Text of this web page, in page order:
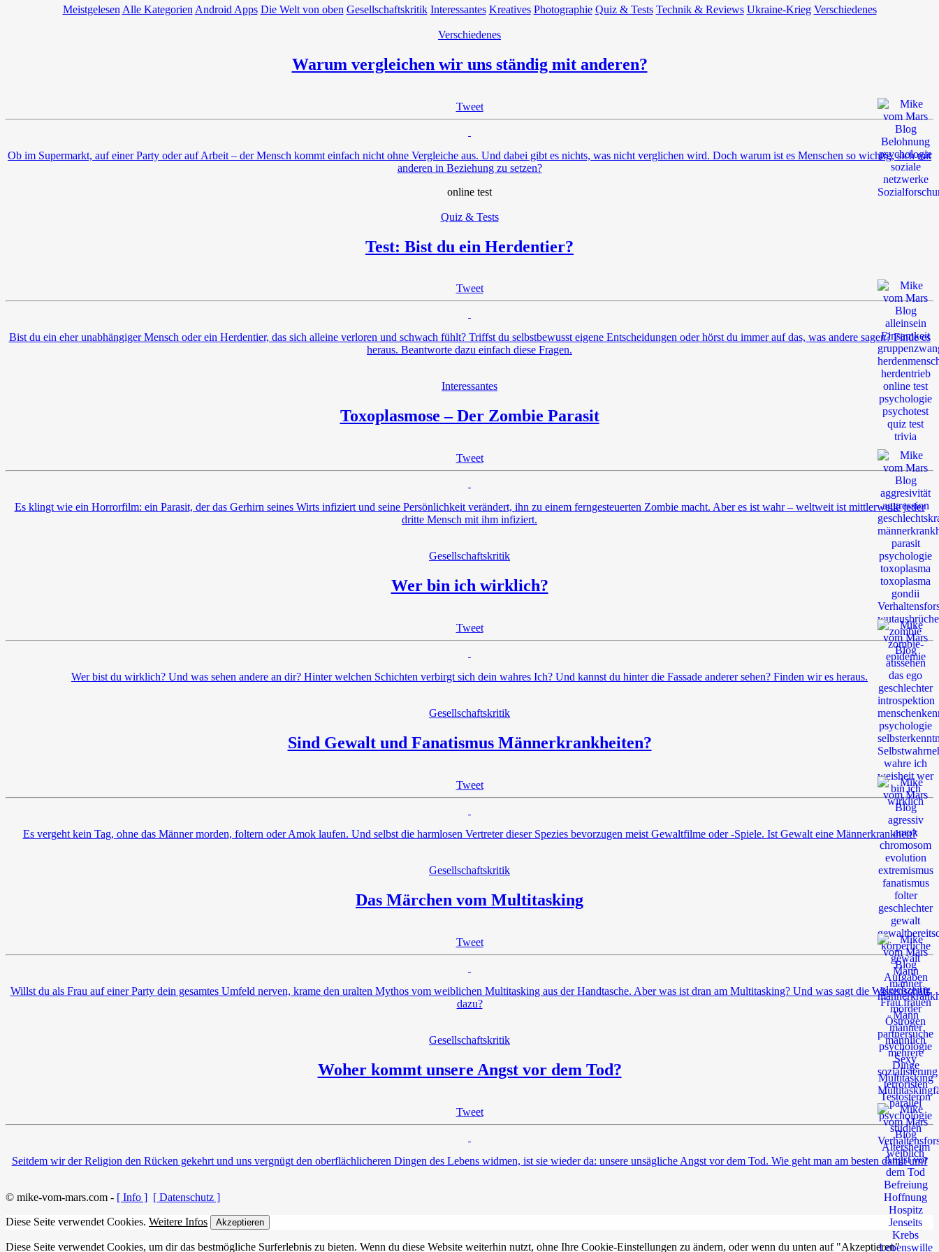
Meistgelesen Alle Kategorien Android Apps Die Welt von oben Gesellschaftskritik Interessantes Kreatives Photographie Quiz & Tests Technik & Reviews Ukraine-Krieg Verschiedenes
Verschiedenes
Warum vergleichen wir uns ständig mit anderen?
Tweet
Ob im Supermarkt, auf einer Party oder auf Arbeit – der Mensch kommt einfach nicht ohne Vergleiche aus. Und dabei gibt es nichts, was nicht verglichen wird. Doch warum ist es Menschen so wichtig, sich mit
anderen in Beziehung zu setzen?
online test
Quiz & Tests
Test: Bist du ein Herdentier?
Tweet
Bist du ein eher unabhängiger Mensch oder ein Herdentier, das sich alleine verloren und schwach fühlt? Triffst du selbstbewusst eigene Entscheidungen oder hörst du immer auf das, was andere sagen? Finde es
heraus. Beantworte dazu einfach diese Fragen.
Interessantes
Toxoplasmose – Der Zombie Parasit
Tweet
Es klingt wie ein Horrorfilm: ein Parasit, der das Gerhirn seines Wirts infiziert und seine Persönlichkeit verändert, ihn zu einem ferngesteuerten Zombie macht. Aber es ist wahr – weltweit ist mittlerweile jeder
dritte Mensch mit ihm infiziert.
Gesellschaftskritik
Wer bin ich wirklich?
Tweet
Wer bist du wirklich? Und was sehen andere an dir? Hinter welchen Schichten verbirgt sich dein wahres Ich? Und kannst du hinter die Fassade anderer sehen? Finden wir es heraus.
Gesellschaftskritik
Sind Gewalt und Fanatismus Männerkrankheiten?
Tweet
Es vergeht kein Tag, ohne das Männer morden, foltern oder Amok laufen. Und selbst die harmlosen Vertreter dieser Spezies bevorzugen meist Gewaltfilme oder -Spiele. Ist Gewalt eine Männerkrankheit?
Gesellschaftskritik
Das Märchen vom Multitasking
Tweet
Willst du als Frau auf einer Party dein gesamtes Umfeld nerven, krame den uralten Mythos vom weiblichen Multitasking aus der Handtasche. Aber was ist dran am Multitasking? Und was sagt die Wissenschaft
dazu?
Gesellschaftskritik
Woher kommt unsere Angst vor dem Tod?
Tweet
Seitdem wir der Religion den Rücken gekehrt und uns vergnügt den oberflächlicheren Dingen des Lebens widmen, ist sie wieder da: unsere unsägliche Angst vor dem Tod. Wie geht man am besten damit um?
© mike-vom-mars.com - [ Info ] [ Datenschutz ]
Diese Seite verwendet Cookies. Weitere Infos Akzeptieren
Diese Seite verwendet Cookies, um dir das bestmögliche Surferlebnis zu bieten. Wenn du diese Website weiterhin nutzt, ohne Ihre Cookie-Einstellungen zu ändern, oder wenn du unten auf "Akzeptieren"